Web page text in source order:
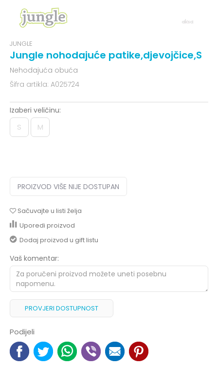
JUNGLE
Jungle nohodajuće patike,djevojčice,S
Nehodajuća obuća
Šifra artikla: A025724
Izaberi veličinu:
S M
PROIZVOD VIŠE NIJE DOSTUPAN
Sačuvajte u listi želja
Uporedi proizvod
Dodaj proizvod u gift listu
Vaš komentar:
PROVJERI DOSTUPNOST
Podijeli